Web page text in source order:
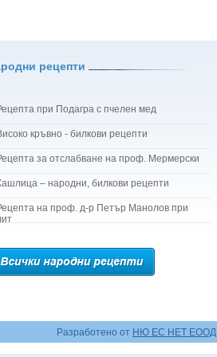
рецепти
при Подагра с пчелен мед
кръвно - билкови рецепти
за отслабване на проф. Мермерски
– народни, билкови рецепти
на проф. д-р Петър Манолов при
Разработено от НЮ ЕС НЕТ ЕООД